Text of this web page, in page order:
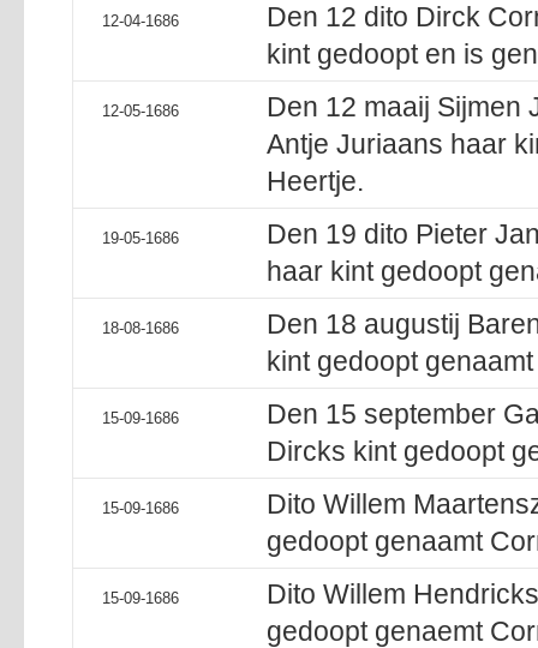
12-04-1686
Den 12 dito Dirck
kint gedoopt en is
12-05-1686
Den 12 maaij Sijmen
Antje Juriaans haar
Heertje.
19-05-1686
Den 19 dito Pieter
haar kint gedoopt
18-08-1686
Den 18 augustij
kint gedoopt
15-09-1686
Den 15 september
Dircks kint gedoopt
15-09-1686
Dito Willem
gedoopt genaamt
15-09-1686
Dito Willem
gedoopt genaemt